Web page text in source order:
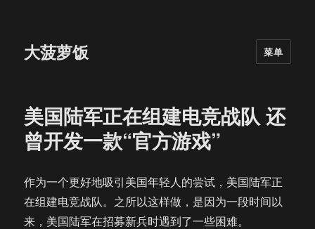
大菠萝饭 菜单
美国陆军正在组建电竞战队 还
曾开发一款“官方游戏”
作为一个更好地吸引美国年轻人的尝试，美国陆军正
在组建电竞战队。之所以这样做，是因为一段时间以
来，美国陆军在招募新兵时遇到了一些困难。